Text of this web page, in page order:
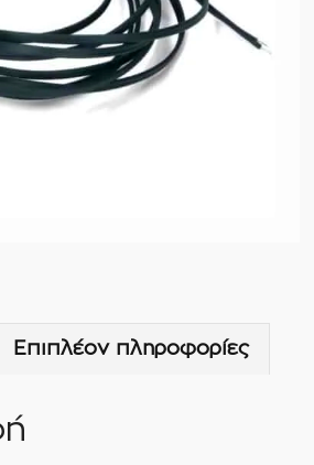
Επιπλέον πληροφορίες